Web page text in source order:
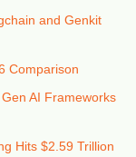
and Genkit
Comparison
AI Frameworks
Hits $2.59 Trillion